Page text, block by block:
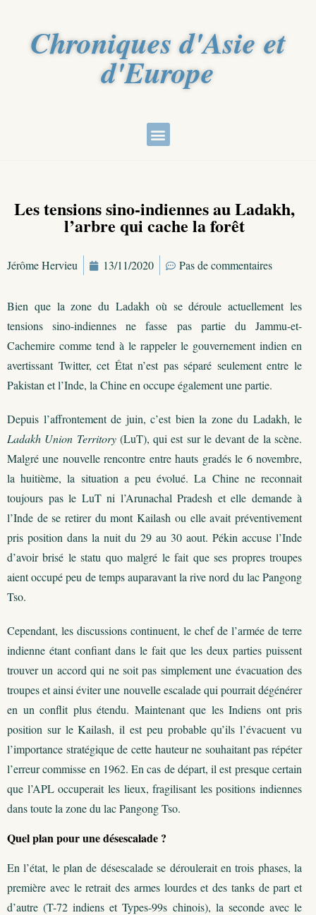
Chroniques d'Asie et
d'Europe
Les tensions sino-indiennes au Ladakh,
l’arbre qui cache la forêt
Jérôme Hervieu 13/11/2020 Pas de commentaires
Bien que la zone du Ladakh où se déroule actuellement les
tensions sino-indiennes ne fasse pas partie du Jammu-et-
Cachemire comme tend à le rappeler le gouvernement indien en
avertissant Twitter, cet État n’est pas séparé seulement entre le
Pakistan et l’Inde, la Chine en occupe également une partie.
Depuis l’affrontement de juin, c’est bien la zone du Ladakh, le
Ladakh Union Territory (LuT), qui est sur le devant de la scène.
Malgré une nouvelle rencontre entre hauts gradés le 6 novembre,
la huitième, la situation a peu évolué. La Chine ne reconnait
toujours pas le LuT ni l’Arunachal Pradesh et elle demande à
l’Inde de se retirer du mont Kailash ou elle avait préventivement
pris position dans la nuit du 29 au 30 aout. Pékin accuse l’Inde
d’avoir brisé le statu quo malgré le fait que ses propres troupes
aient occupé peu de temps auparavant la rive nord du lac Pangong
Tso.
Cependant, les discussions continuent, le chef de l’armée de terre
indienne étant confiant dans le fait que les deux parties puissent
trouver un accord qui ne soit pas simplement une évacuation des
troupes et ainsi éviter une nouvelle escalade qui pourrait dégénérer
en un conflit plus étendu. Maintenant que les Indiens ont pris
position sur le Kailash, il est peu probable qu’ils l’évacuent vu
l’importance stratégique de cette hauteur ne souhaitant pas répéter
l’erreur commisse en 1962. En cas de départ, il est presque certain
que l’APL occuperait les lieux, fragilisant les positions indiennes
dans toute la zone du lac Pangong Tso.
Quel plan pour une désescalade ?
En l’état, le plan de désescalade se déroulerait en trois phases, la
première avec le retrait des armes lourdes et des tanks de part et
d’autre (T-72 indiens et Types-99s chinois), la seconde avec le